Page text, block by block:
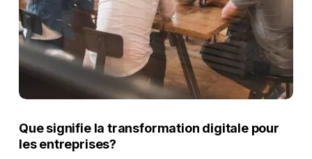
Que signifie la transformation digitale pour
les entreprises?